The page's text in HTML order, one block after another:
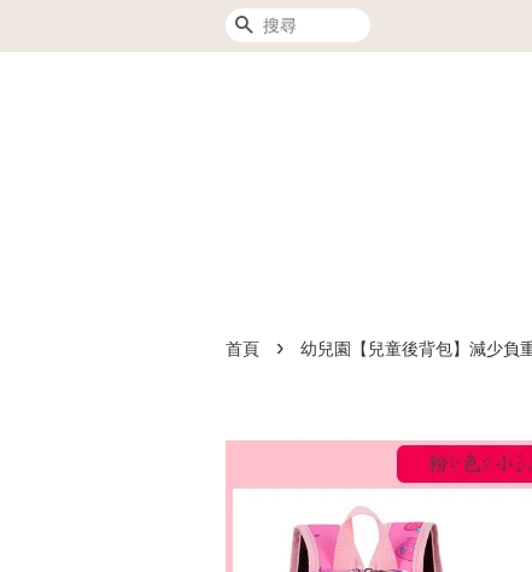
搜尋
首頁 › 幼兒園【兒童後背包】減少負